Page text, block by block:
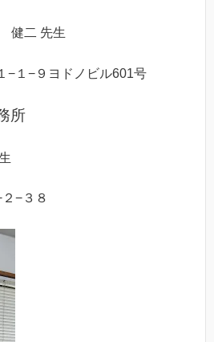
健二 先生
−１−９ヨドノビル601号
所
−３８